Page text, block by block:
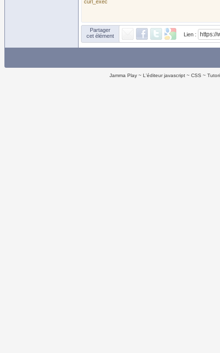
curl_exec
Partager
cet élément
Lien :
Jamma Play L'éditeur javascript CSS